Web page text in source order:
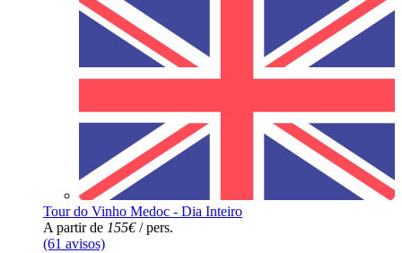
Tour do Vinho Medoc - Dia Inteiro
A partir de 155€/ pers.
(61 avisos)